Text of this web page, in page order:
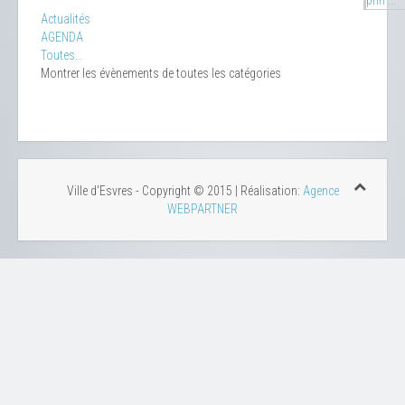
Actualités
AGENDA
Toutes…
Montrer les évènements de toutes les catégories
Ville d'Esvres - Copyright © 2015 | Réalisation: Agence
WEBPARTNER